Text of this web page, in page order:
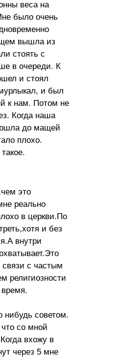
веса на
было очень
вышла из
стоять с
в очереди. К
и стоял
и был
к нам. Потом не
Когда наша
до мащей
плохо.
это
реально
в церкви.По
и без
внутри
с частым
религиозности
нибудь советом.
со мной
вхожу в
через 5 мне